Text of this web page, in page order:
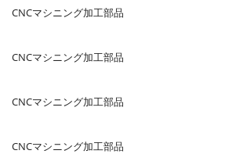
CNCマシニング加工部品
CNCマシニング加工部品
CNCマシニング加工部品
CNCマシニング加工部品